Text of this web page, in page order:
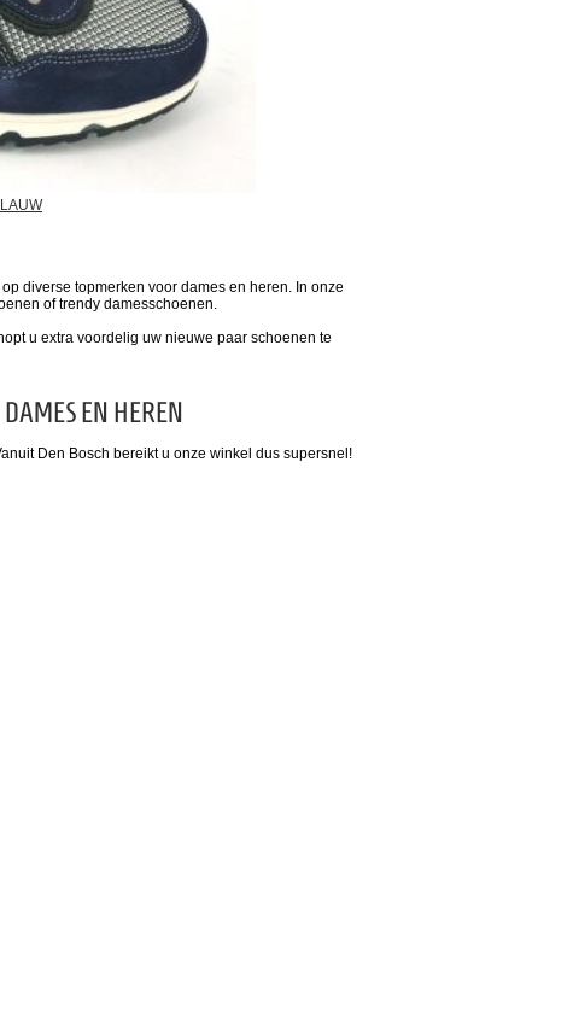
diverse topmerken voor dames en heren. In onze
of trendy damesschoenen.
u extra voordelig uw nieuwe paar schoenen te
EN HEREN
Den Bosch bereikt u onze winkel dus supersnel!